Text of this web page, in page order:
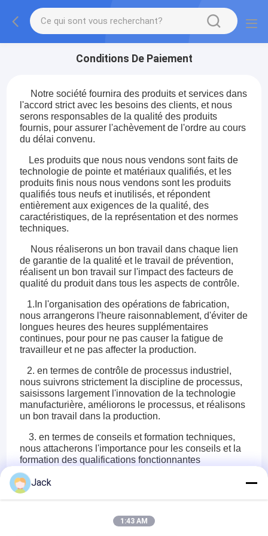
Conditions De Paiement
Notre société fournira des produits et services dans
l'accord strict avec les besoins des clients, et nous
serons responsables de la qualité des produits
fournis, pour assurer l'achèvement de l'ordre au cours
du délai convenu.
Les produits que nous nous vendons sont faits de
technologie de pointe et matériaux qualifiés, et les
produits finis nous nous vendons sont les produits
qualifiés tous neufs et inutilisés, et répondent
entièrement aux exigences de la qualité, des
caractéristiques, de la représentation et des normes
techniques.
Nous réaliserons un bon travail dans chaque lien
de garantie de la qualité et le travail de prévention,
réalisent un bon travail sur l'impact des facteurs de
qualité du produit dans tous les aspects de contrôle.
1.In l'organisation des opérations de fabrication,
nous arrangerons l'heure raisonnablement, d'éviter de
longues heures des heures supplémentaires
continues, pour pour ne pas causer la fatigue de
travailleur et ne pas affecter la production.
2. en termes de contrôle de processus industriel,
nous suivrons strictement la discipline de processus,
saisissons largement l'innovation de la technologie
manufacturière, améliorons le processus, et réalisons
un bon travail dans la production.
3. en termes de conseils et formation techniques,
nous attacherons l'importance pour les conseils et la
formation des qualifications fonctionnantes
techniques et qualifiées.
système de surveillance et d'inspection et
renforcerons l'inspection sur place de l'usine.
Jack
1:43 AM